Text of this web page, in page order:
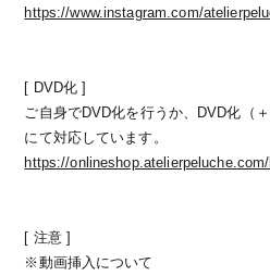
https://www.instagram.com/
[ DVD化 ]
ご自身でDVD化を行うか、DVD化（
にて対応しています。
https://
[ 注意 ]
※動画挿入について